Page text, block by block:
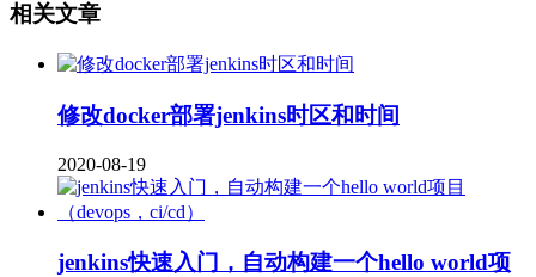
相关文章
修改docker部署jenkins时区和时间
2020-08-19
jenkins快速入门，自动构建一个hello world项